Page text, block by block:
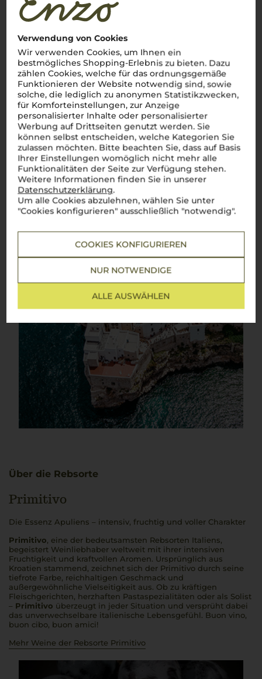
Verwendung von Cookies
Wir verwenden Cookies, um Ihnen ein
bestmögliches Shopping-Erlebnis zu bieten. Dazu
zählen Cookies, welche für das ordnungsgemäße
Funktionieren der Website notwendig sind, sowie
solche, die lediglich zu anonymen Statistikzwecken,
für Komforteinstellungen, zur Anzeige
personalisierter Inhalte oder personalisierter
Werbung auf Drittseiten genutzt werden. Sie
können selbst entscheiden, welche Kategorien Sie
zulassen möchten. Bitte beachten Sie, dass auf Basis
Ihrer Einstellungen womöglich nicht mehr alle
Funktionalitäten der Seite zur Verfügung stehen.
Weitere Informationen finden Sie in unserer
Datenschutzerklärung.
Um alle Cookies abzulehnen, wählen Sie unter
"Cookies konfigurieren" ausschließlich "notwendig".
COOKIES KONFIGURIEREN
NUR NOTWENDIGE
ALLE AUSWÄHLEN
Primitivo di Manduriaprobieren. Dieser
Süden Italiens, in der sonnenverwöhnten Region Apulien,
Traube gewonnen, beeindruckt er durch seine
seinen reichen Charakter – ein echter Italiener eben! In der
mediterranen Wärme rund umManduria, wo heiße Tage und
kühle Nächte die Reben verwöhnen, entstehen die typischen
Noten von dunklen Beeren, Pflaume und pikanten Gewürzen,
die diesen Wein so besonders machen.Primitivo di
Manduria ist mehr als nur ein Getränk, er ist ein Erlebnis, das
die Wärme und Intensität Apuliens in jedem Schluck
widerspiegelt.Benvenutiin Italien!
Mehr Weine aus Primitivo di Manduria DOC
Über die Rebsorte
Primitivo
Die Essenz Apuliens – intensiv, fruchtig und voller Charakter
Primitivo, eine der bedeutsamsten Rebsorten Italiens,
begeistert Weinliebhaber weltweit mit ihrer intensiven
Fruchtigkeit und kraftvollen Aromen. Ursprünglich aus
Kroatien stammend, zeichnet sich der Primitivo durch seine
tiefrote Farbe, reichhaltigen Geschmack und
außergewöhnliche Vielseitigkeit aus. Ob zu kräftigen
Fleischgerichten, herzhaften Pastaspezialitäten oder als Solist
– Primitivo überzeugt in jeder Situation und versprüht dabei
das unverwechselbare italienische Lebensgefühl. Buon vino,
buon cibo, buon amici!
Mehr Weine der Rebsorte Primitivo